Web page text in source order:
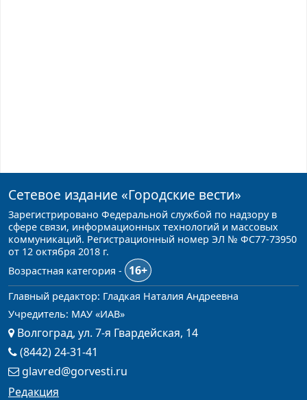
Сетевое издание «Городские вести»
Зарегистрировано Федеральной службой по надзору в
сфере связи, информационных технологий и массовых
коммуникаций. Регистрационный номер ЭЛ № ФС77-73950
от 12 октября 2018 г.
Возрастная категория -
16+
Главный редактор: Гладкая Наталия Андреевна
Учредитель: МАУ «ИАВ»
Волгоград, ул. 7-я Гвардейская, 14
(8442) 24-31-41
glavred@gorvesti.ru
Редакция